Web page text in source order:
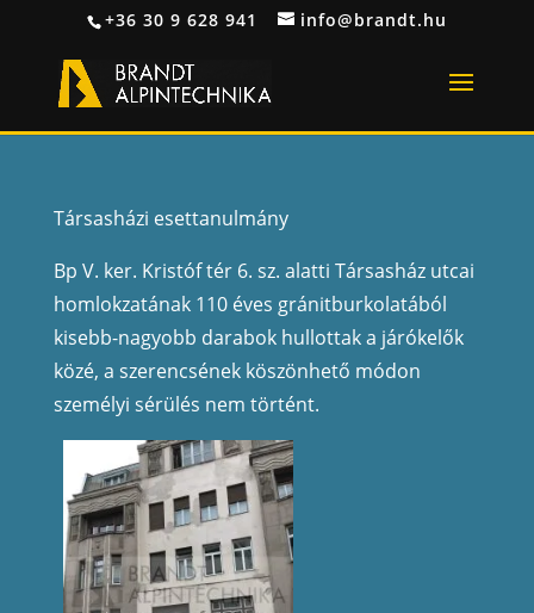
+36 30 9 628 941 info@brandt.hu
ESETTANULMÁNYOK
Társasházi esettanulmány
Bp V. ker. Kristóf tér 6. sz. alatti Társasház utcai
homlokzatának 110 éves gránitburkolatából
kisebb-nagyobb darabok hullottak a járókelők
közé, a szerencsének köszönhető módon
személyi sérülés nem történt.